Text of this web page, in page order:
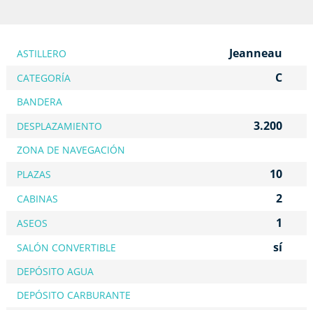
ASTILLERO Jeanneau
CATEGORÍA C
BANDERA
DESPLAZAMIENTO
3.200
ZONA DE NAVEGACIÓN
PLAZAS
10
CABINAS 2
ASEOS 1
SALÓN CONVERTIBLE sí
DEPÓSITO AGUA
DEPÓSITO CARBURANTE